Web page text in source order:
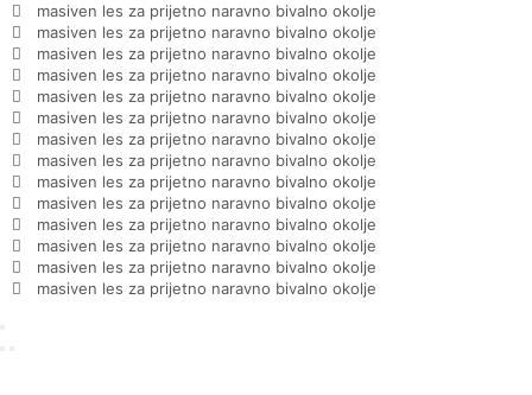
masiven les za prijetno naravno bivalno okolje
masiven les za prijetno naravno bivalno okolje
masiven les za prijetno naravno bivalno okolje
masiven les za prijetno naravno bivalno okolje
masiven les za prijetno naravno bivalno okolje
masiven les za prijetno naravno bivalno okolje
masiven les za prijetno naravno bivalno okolje
masiven les za prijetno naravno bivalno okolje
masiven les za prijetno naravno bivalno okolje
masiven les za prijetno naravno bivalno okolje
masiven les za prijetno naravno bivalno okolje
masiven les za prijetno naravno bivalno okolje
masiven les za prijetno naravno bivalno okolje
masiven les za prijetno naravno bivalno okolje